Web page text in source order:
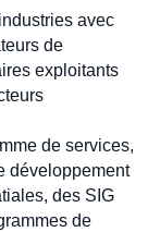
avec
de
exploitants
de services,
développement
des SIG
de